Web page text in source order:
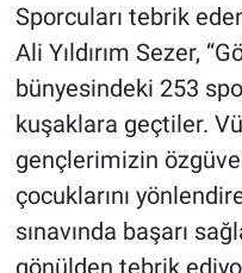
Sporcuları tebrik
Ali Yıldırım Sezer,
bünyesindeki 253
kuşaklara geçtiler.
gençlerimizin
çocuklarını
sınavında başarı
gönülden tebrik